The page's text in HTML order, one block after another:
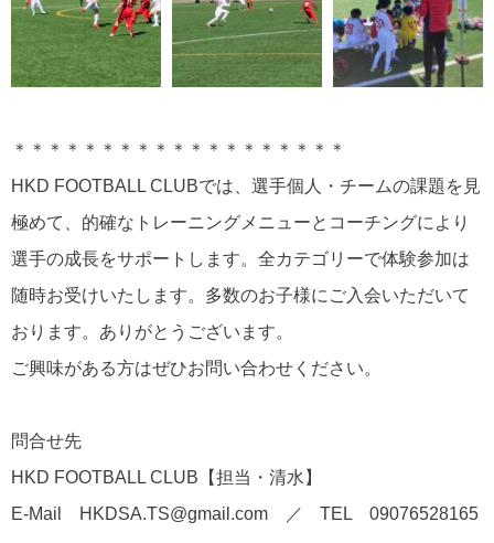
＊＊＊＊＊＊＊＊＊＊＊＊＊＊＊＊＊＊＊
HKD FOOTBALL CLUBでは、選手個人・チームの課題を見
極めて、的確なトレーニングメニューとコーチングにより
選手の成長をサポートします。全カテゴリーで体験参加は
随時お受けいたします。多数のお子様にご入会いただいて
おります。ありがとうございます。
ご興味がある方はぜひお問い合わせください。
問合せ先
HKD FOOTBALL CLUB【担当・清水】
E-Mail HKDSA.TS@gmail.com ／ TEL 09076528165